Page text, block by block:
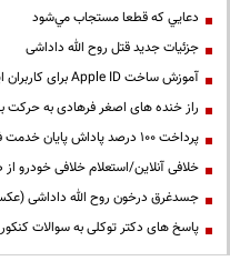
دعايي كه قطعا مستجاب مي‌شود
جزئیات جدید قتل روح الله داداشی
آموزش ساخت Apple ID برای کاربران ایرانی
راز خنده های اصغر فرهادی به حرکت
پرداخت ۱۰۰ درصد پاداش پایان خدمت فرهنگیان
خلافی آنلاین/استعلام خلافی خودرو از
جسدغرق درخون روح الله داداشی
پاسخ های دکتر توکلی به سوالات